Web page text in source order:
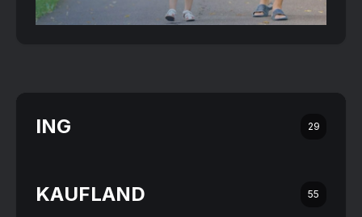
ING 29
KAUFLAND 55